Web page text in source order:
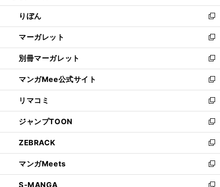
開
く
ウ
で
開
く
ン
ド
ウ
で
開
く
ウ
ィ
ン
ド
ウ
で
開
く
りぼん
新
し
い
ウ
ィ
ン
ド
ウ
で
開
く
マーガレット
新
し
い
ウ
ィ
ン
ド
ウ
で
開
く
別冊マーガレット
新
し
い
ウ
ィ
ン
ド
ウ
で
開
く
マンガMee公式サイト
新
し
い
ウ
ィ
ン
ド
ウ
で
開
く
リマコミ
新
し
い
ウ
ィ
ン
ド
ウ
で
ジャンプTOON
新
し
い
ウ
ィ
ン
ZEBRACK
新
し
い
ウ
マンガMeets
新
し
S-MANGA